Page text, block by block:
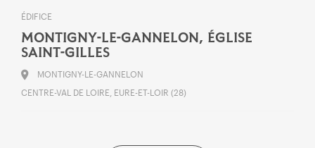
ÉDIFICE
MONTIGNY-LE-GANNELON, ÉGLISE
SAINT-GILLES
MONTIGNY-LE-GANNELON
CENTRE-VAL DE LOIRE, EURE-ET-LOIR (28)